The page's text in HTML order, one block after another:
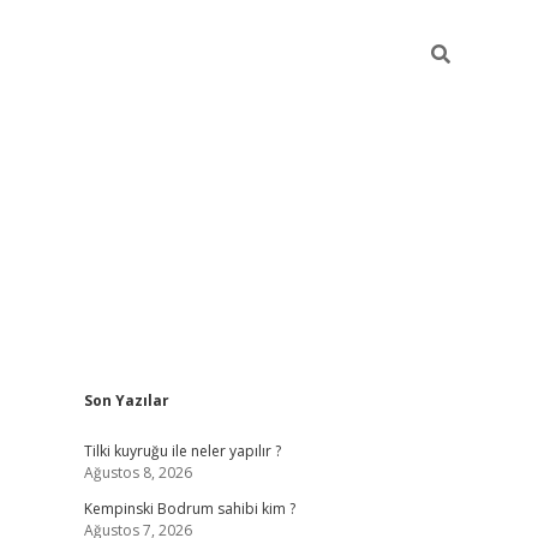
Sidebar
Son Yazılar
Tilki kuyruğu ile neler yapılır ?
Ağustos 8, 2026
Kempinski Bodrum sahibi kim ?
Ağustos 7, 2026